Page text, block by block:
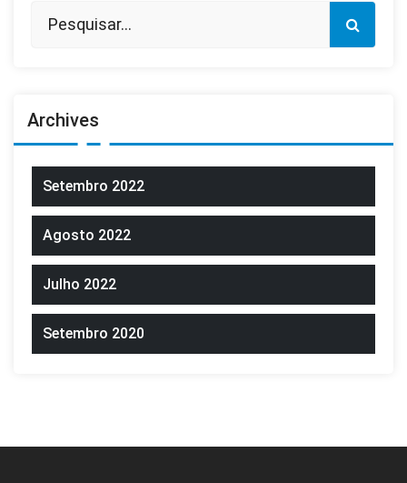
Archives
Setembro 2022
Agosto 2022
Julho 2022
Setembro 2020